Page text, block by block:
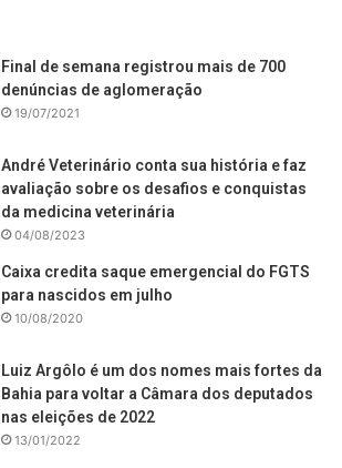
Final de semana registrou mais de 700
denúncias de aglomeração
19/07/2021
André Veterinário conta sua história e faz
avaliação sobre os desafios e conquistas
da medicina veterinária
04/08/2023
Caixa credita saque emergencial do FGTS
para nascidos em julho
10/08/2020
Luiz Argôlo é um dos nomes mais fortes da
Bahia para voltar a Câmara dos deputados
nas eleições de 2022
13/01/2022